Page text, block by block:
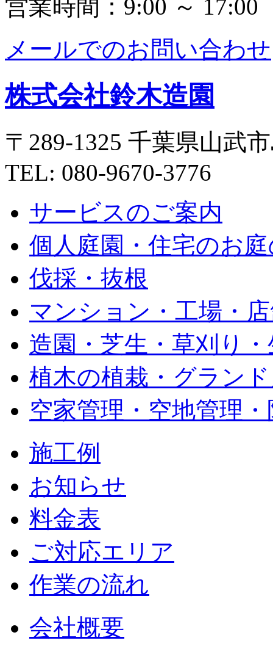
営業時間：9:00 ～ 17:00
メールでのお問い合わせ
株式会社鈴木造園
〒289-1325 千葉県山武
TEL: 080-9670-3776
サービスのご案内
個人庭園・住宅のお
伐採・抜根
マンション・工場・
造園・芝生・草刈り
植木の植栽・グラン
空家管理・空地管理
施工例
お知らせ
料金表
ご対応エリア
作業の流れ
会社概要